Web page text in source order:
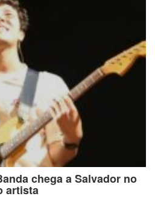
chega a Salvador no
artista